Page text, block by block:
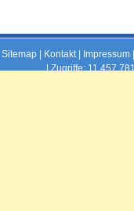
Sitemap| Kontakt| Impressum|
|Zugriffe: